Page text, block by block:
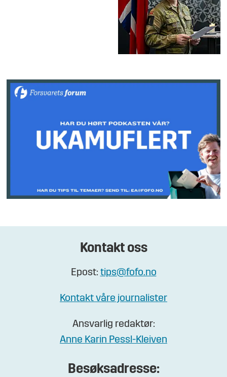
Kontakt oss
Epost: tips@fofo.no
Kontakt våre journalister
Ansvarlig redaktør:
Anne Karin Pessl-Kleiven
Besøksadresse: